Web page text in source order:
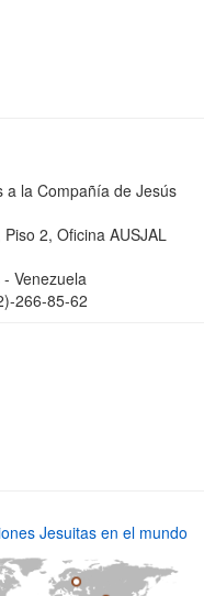
a la Compañía de Jesús
2, Oficina AUSJAL
Venezuela
266-85-62
Jesuitas en el mundo